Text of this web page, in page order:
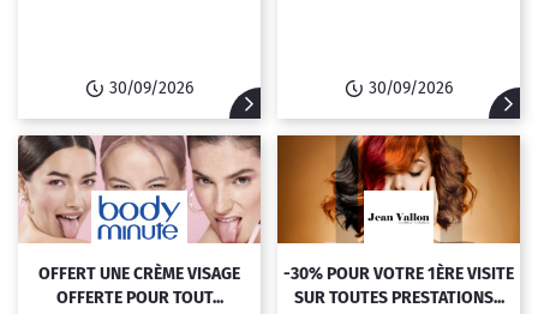
30/09/2026 30/09/2026
OFFERT UNE CRÈME VISAGE
OFFERTE POUR TOUT...
-30% POUR VOTRE 1ÈRE VISITE
SUR TOUTES PRESTATIONS...